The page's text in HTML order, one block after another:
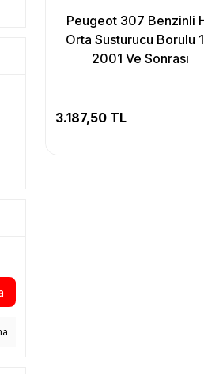
Peugeot 307 Benzinli
Orta Susturucu Borulu
2001 Ve Sonrası
3.187,50 TL